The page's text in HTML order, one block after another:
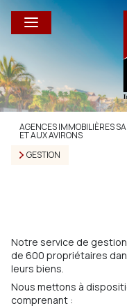
AGENCES IMMOBILIÈRES
ET AUX AVIRONS
GESTION
Notre service de
de 600 propriétaires
leurs biens.
Nous mettons à
comprenant :